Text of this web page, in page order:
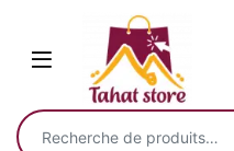
Recherche pour :